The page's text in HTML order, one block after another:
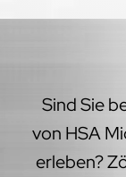
Sind Sie
von HSA
erleben?